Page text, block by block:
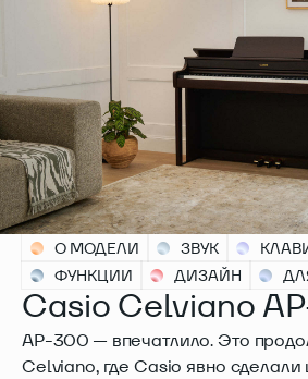
О МОДЕЛИ ЗВУК
ФУНКЦИИ
ДИЗАЙН
Casio Celviano
AP-300 — впечатлило. Это
Celviano, где Casio явно